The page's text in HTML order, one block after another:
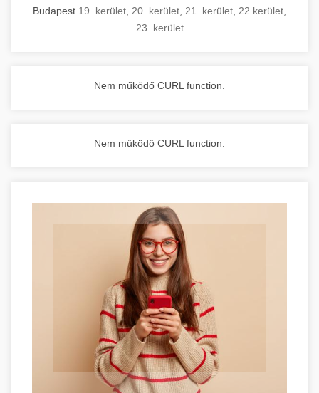
Budapest 19. kerület 20. kerület 21. kerület 22.kerület
23. kerület
Nem működő CURL function.
Nem működő CURL function.